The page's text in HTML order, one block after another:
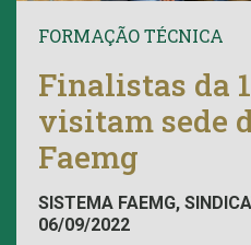
FORMAÇÃO TÉCNICA
Finalistas da
visitam sede
Faemg
SISTEMA FAEMG,
06/09/2022